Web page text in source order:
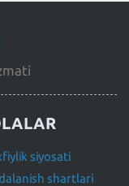
siyosati
shartlari